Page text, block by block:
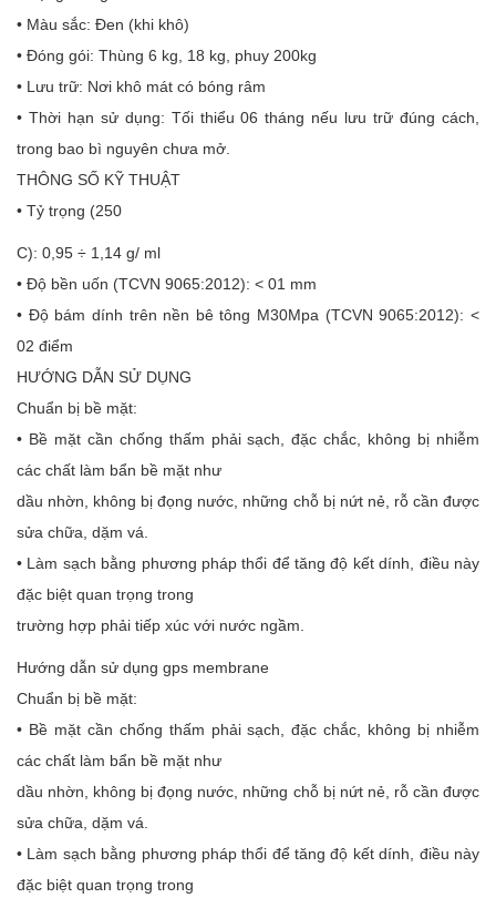
• Màu sắc: Đen (khi khô)
• Đóng gói: Thùng 6 kg, 18 kg, phuy 200kg
• Lưu trữ: Nơi khô mát có bóng râm
• Thời hạn sử dụng: Tối thiểu 06 tháng nếu lưu trữ đúng cách,
trong bao bì nguyên chưa mở.
THÔNG SỐ KỸ THUẬT
• Tỷ trọng (250
C): 0,95 ÷ 1,14 g/ ml
• Độ bền uốn (TCVN 9065:2012): < 01 mm
• Độ bám dính trên nền bê tông M30Mpa (TCVN 9065:2012): <
02 điểm
HƯỚNG DẪN SỬ DỤNG
Chuẩn bị bề mặt:
• Bề mặt cần chống thấm phải sạch, đặc chắc, không bị nhiễm
các chất làm bẩn bề mặt như
dầu nhờn, không bị đọng nước, những chỗ bị nứt nẻ, rỗ cần được
sửa chữa, dặm vá.
• Làm sạch bằng phương pháp thổi để tăng độ kết dính, điều này
đặc biệt quan trọng trong
trường hợp phải tiếp xúc với nước ngầm.
Hướng dẫn sử dụng gps membrane
Chuẩn bị bề mặt:
• Bề mặt cần chống thấm phải sạch, đặc chắc, không bị nhiễm
các chất làm bẩn bề mặt như
dầu nhờn, không bị đọng nước, những chỗ bị nứt nẻ, rỗ cần được
sửa chữa, dặm vá.
• Làm sạch bằng phương pháp thổi để tăng độ kết dính, điều này
đặc biệt quan trọng trong